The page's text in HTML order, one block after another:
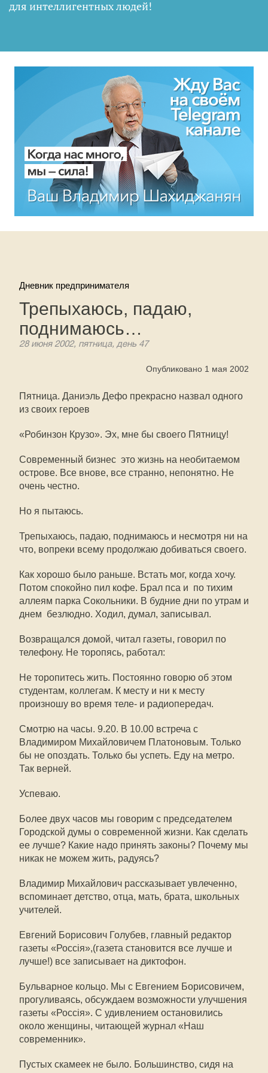
для интеллигентных людей!
Дневник предпринимателя
Трепыхаюсь, падаю,
поднимаюсь…
28 июня 2002, пятница, день 47
Опубликовано 1 мая 2002
Пятница. Даниэль Дефо прекрасно назвал одного
из своих героев
«Робинзон Крузо». Эх, мне бы своего Пятницу!
Современный бизнес  это жизнь на необитаемом
острове. Все внове, все странно, непонятно. Не
очень честно.
Но я пытаюсь.
Трепыхаюсь, падаю, поднимаюсь и несмотря ни на
что, вопреки всему продолжаю добиваться своего.
Как хорошо было раньше. Встать мог, когда хочу.
Потом спокойно пил кофе. Брал пса и  по тихим
аллеям парка Сокольники. В будние дни по утрам и
днем  безлюдно. Ходил, думал, записывал.
Возвращался домой, читал газеты, говорил по
телефону. Не торопясь, работал:
Не торопитесь жить. Постоянно говорю об этом
студентам, коллегам. К месту и ни к месту
произношу во время теле- и радиопередач.
Смотрю на часы. 9.20. В 10.00 встреча с
Владимиром Михайловичем Платоновым. Только
бы не опоздать. Только бы успеть. Еду на метро.
Так верней.
Успеваю.
Более двух часов мы говорим с председателем
Городской думы о современной жизни. Как сделать
ее лучше? Какие надо принять законы? Почему мы
никак не можем жить, радуясь?
Владимир Михайлович рассказывает увлеченно,
вспоминает детство, отца, мать, брата, школьных
учителей.
Евгений Борисович Голубев, главный редактор
газеты «Россiя»,(газета становится все лучше и
лучше!) все записывает на диктофон.
Бульварное кольцо. Мы с Евгением Борисовичем,
прогуливаясь, обсуждаем возможности улучшения
газеты «Россiя». С удивлением остановились
около женщины, читающей журнал «Наш
современник».
Пустых скамеек не было. Большинство, сидя на